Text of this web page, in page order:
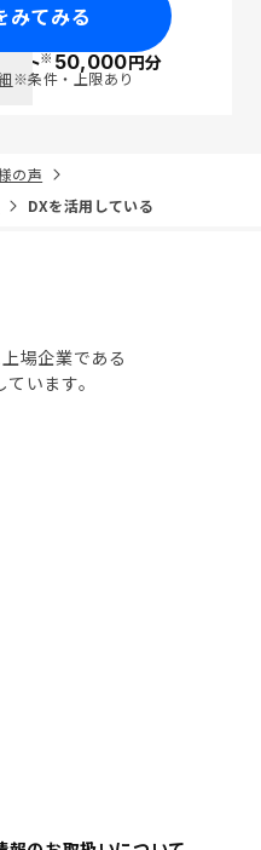
みてみる
ント※50,000円分
※条件・上限あり
の声
DXを活用している
場企業である
います。